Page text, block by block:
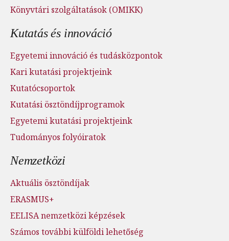
Könyvtári szolgáltatások (OMIKK)
Kutatás és innováció
Egyetemi innováció és tudásközpontok
Kari kutatási projektjeink
Kutatócsoportok
Kutatási ösztöndíjprogramok
Egyetemi kutatási projektjeink
Tudományos folyóiratok
Nemzetközi
Aktuális ösztöndíjak
ERASMUS+
EELISA nemzetközi képzések
Számos további külföldi lehetőség